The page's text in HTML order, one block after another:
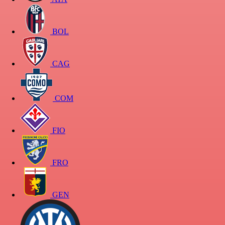
BOL
CAG
COM
FIO
FRO
GEN